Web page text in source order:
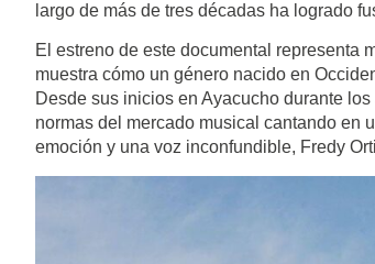
largo de más de tres décadas ha logrado
El estreno de este documental representa
muestra cómo un género nacido en
Desde sus inicios en Ayacucho durante
normas del mercado musical cantando en
emoción y una voz inconfundible, Fredy